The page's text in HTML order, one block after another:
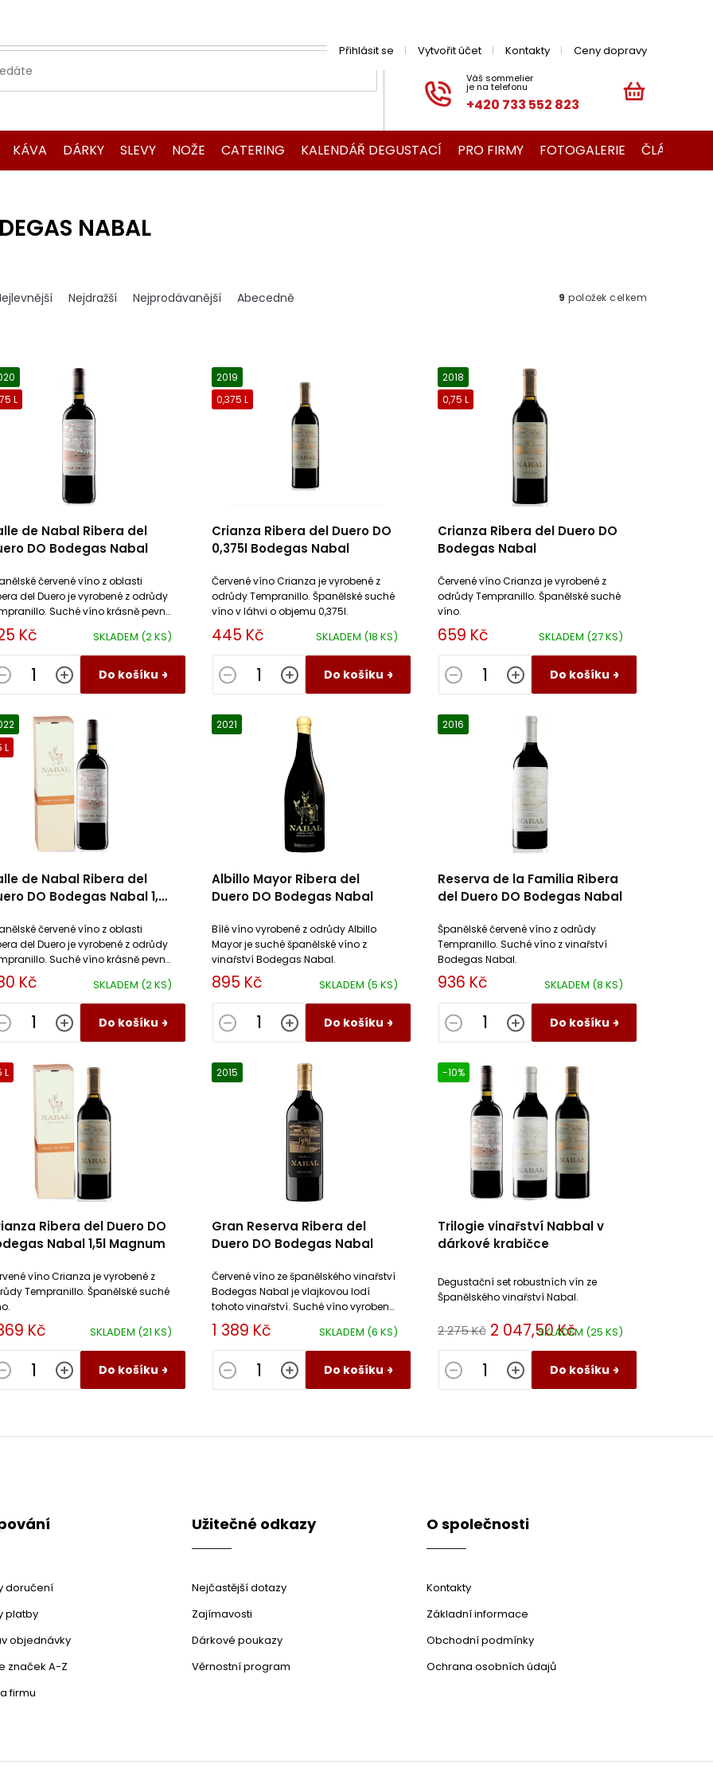
+420 733 552 823
Přihlásit se Vytvořit účet Kontakty Ceny dopravy
KOŠÍK
KÁVA DÁRKY SLEVY NOŽE CATERING KALENDÁŘ DEGUSTACÍ PRO FIRMY FOTOGALERIE ČLÁNKY O
NABAL
Nejdražší Nejprodávanější Abecedně 9 položek celkem
L
de Nabal Ribera del
DO Bodegas Nabal
SKLADEM (2 KS)
Kč
Do košíku
červené víno z oblasti
del Duero je vyrobené z odrůdy
Suché víno krásně pevné
2019
0,375 L
Crianza Ribera del Duero DO
0,375l Bodegas Nabal
SKLADEM (18 KS)
445 Kč
Do košíku
Červené víno Crianza je vyrobené z
odrůdy Tempranillo. Španělské suché
víno v láhvi o objemu 0,375l.
2018
0,75 L
Crianza Ribera del Duero DO
Bodegas Nabal
SKLADEM (27 KS)
659 Kč
Do košíku
Červené víno Crianza je vyrobené z
odrůdy Tempranillo. Španělské suché
víno.
L
de Nabal Ribera del
DO Bodegas Nabal 1,5l
SKLADEM (2 KS)
Kč
Do košíku
červené víno z oblasti
del Duero je vyrobené z odrůdy
Suché víno krásně pevné
2021
Albillo Mayor Ribera del
Duero DO Bodegas Nabal
SKLADEM (5 KS)
895 Kč
Do košíku
Bílé víno vyrobené z odrůdy Albillo
Mayor je suché španělské víno z
vinařství Bodegas Nabal.
2016
Reserva de la Familia Ribera
del Duero DO Bodegas Nabal
SKLADEM (8 KS)
936 Kč
Do košíku
Španělské červené víno z odrůdy
Tempranillo. Suché víno z vinařství
Bodegas Nabal.
L
Ribera del Duero DO
Nabal 1,5l Magnum
SKLADEM (21 KS)
Kč
Do košíku
víno Crianza je vyrobené z
Tempranillo. Španělské suché
2015
Gran Reserva Ribera del
Duero DO Bodegas Nabal
SKLADEM (6 KS)
1 389 Kč
Do košíku
Červené víno ze španělského vinařství
Bodegas Nabal je vlajkovou lodí
tohoto vinařství. Suché víno vyrobené
z odrůdy Tempranillo, Merlot a Albillo .
-10%
Trilogie vinařství Nabbal v
dárkové krabičce
SKLADEM (25 KS)
2 275 Kč 2 047,50 Kč
Do košíku
Degustační set robustních vín ze
Španělského vinařství Nabal.
v
í
doručení
platby
objednávky
značek A-Z
firmu
Užitečné odkazy
Nejčastější dotazy
Zajímavosti
Dárkové poukazy
Věrnostní program
O společnosti
Kontakty
Základní informace
Obchodní podmínky
Ochrana osobních údajů